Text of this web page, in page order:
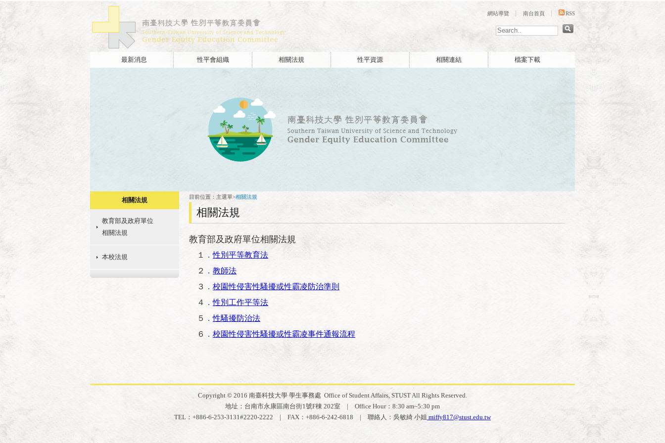
:::
網站導覽 南台首頁 RSS
最新消息 性平會組織 相關法規 性平資源 相關連結 檔案下載
:::
相關法規
教育部及政府單位
相關法規
本校法規
:::
目前位置： 主選單>相關法規
相關法規
教育部及政府單位相關法規
１．性別平等教育法
２． 教師法
３． 校園性侵害性騷擾或性霸凌防治準則
４．性別工作平等法
５．性騷擾防治法
６． 校園性侵害性騷擾或性霸凌事件通報流程
:::
Copyright © 2016 南臺科技大學 學生事務處 Office of Student Affairs, STUST All Rights Reserved.
地址：台南市永康區南台街1號F棟 202室 | Office Hour：8:30 am~5:30 pm
TEL：+886-6-253-3131#2220-2222 | FAX：+886-6-242-6818 | 聯絡人：吳敏綺 小姐 miffy817@stust.edu.tw